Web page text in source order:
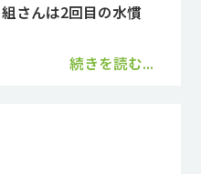
さんは2回目の水慣
続きを読む...